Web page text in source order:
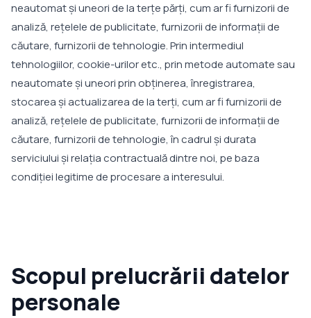
neautomat și uneori de la terțe părți, cum ar fi furnizorii de
analiză, rețelele de publicitate, furnizorii de informații de
căutare, furnizorii de tehnologie. Prin intermediul
tehnologiilor, cookie-urilor etc., prin metode automate sau
neautomate și uneori prin obținerea, înregistrarea,
stocarea și actualizarea de la terți, cum ar fi furnizorii de
analiză, rețelele de publicitate, furnizorii de informații de
căutare, furnizorii de tehnologie, în cadrul și durata
serviciului și relația contractuală dintre noi, pe baza
condiției legitime de procesare a interesului.
Scopul prelucrării datelor
personale